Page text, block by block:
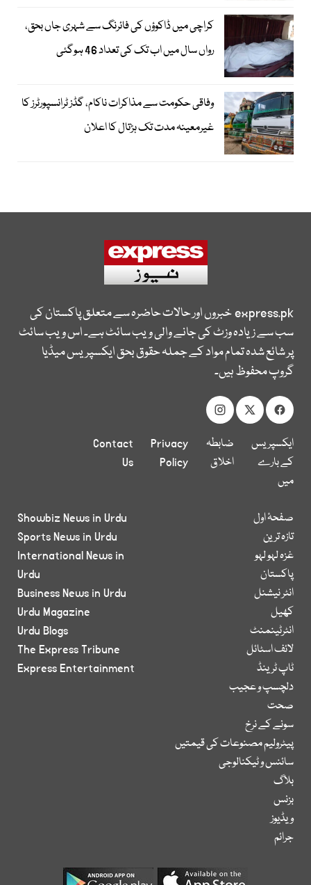
کراچی میں ڈاکوؤں کی فائرنگ سے شہری جاں بحق،
رواں سال میں اب تک کی تعداد 46 ہوگئی
وفاقی حکومت سے مذاکرات ناکام، گڈز ٹرانسپورٹرز کا
غیرمعینہ مدت تک ہڑتال کا اعلان
express.pkخبروں اور حالات حاضرہ سے متعلق پاکستان کی
سب سے زیادہ وزٹ کی جانے والی ویب سائٹ ہے۔ اس ویب سائٹ
پر شائع شدہ تمام مواد کے جملہ حقوق بحق ایکسپریس میڈیا
گروپ محفوظ ہیں۔
ایکسپریس
کے بارے
میں
ضابطہ
اخلاق
Privacy
Policy
Contact
Us
صفحۂ اول
تازہ ترین
غزہ لہو لہو
پاکستان
انٹر نیشنل
کھیل
انٹرٹینمنٹ
لائف اسٹائل
ٹاپ ٹرینڈ
دلچسپ و عجیب
صحت
سونے کے نرخ
پیٹرولیم مصنوعات کی قیمتیں
سائنس و ٹیکنالوجی
بلاگ
بزنس
ویڈیوز
جرائم
Showbiz News in Urdu
Sports News in Urdu
International News in
Urdu
Business News in Urdu
Urdu Magazine
Urdu Blogs
The Express Tribune
Express Entertainment